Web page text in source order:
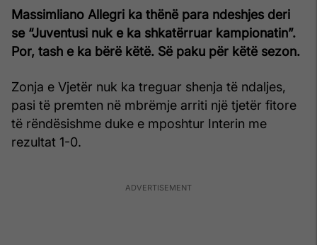
Massimliano Allegri ka thënë para ndeshjes deri
se “Juventusi nuk e ka shkatërruar kampionatin”.
Por, tash e ka bërë këtë. Së paku për këtë sezon.
Zonja e Vjetër nuk ka treguar shenja të ndaljes,
pasi të premten në mbrëmje arriti një tjetër fitore
të rëndësishme duke e mposhtur Interin me
rezultat 1-0.